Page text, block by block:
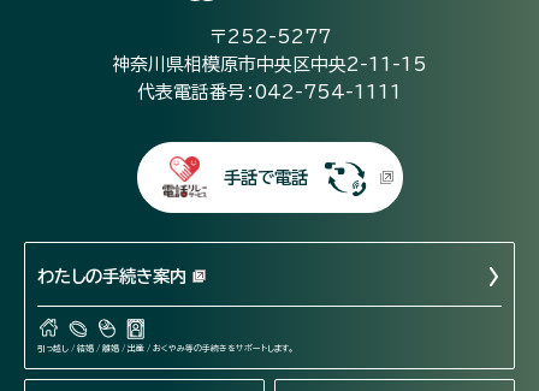
〒252-5277
神奈川県相模原市中央区中央2-11-15
代表電話番号：042-754-1111
手話で電話
わたしの手続き案内
引っ越し / 結婚 / 離婚 / 出産 / おくやみ等の手続きをサポートします。